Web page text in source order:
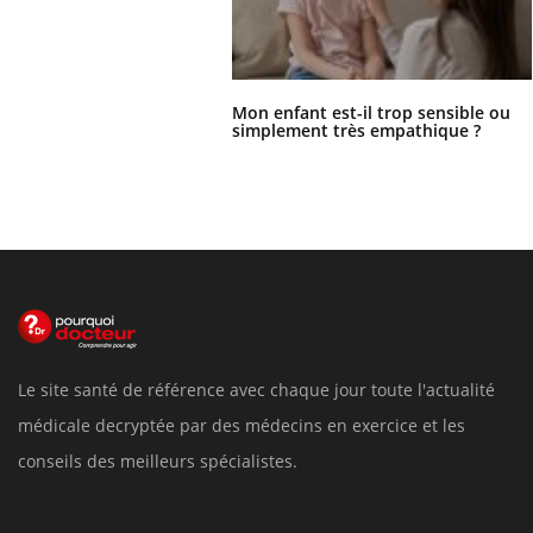
Mon enfant est-il trop sensible ou
simplement très empathique ?
Le site santé de référence avec chaque jour toute l'actualité
médicale decryptée par des médecins en exercice et les
conseils des meilleurs spécialistes.